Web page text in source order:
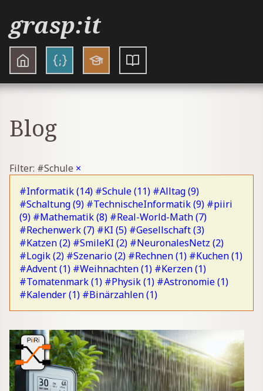
grasp:it
Blog
Filter: #Schule ×
#Informatik (14) #Schule (11) #Alltag (9)
#Schaltung (9) #TechnischeInformatik (9) #piiri
(9) #Mathematik (8) #Real-World-Math (7)
#Rechenwerk (7) #KI (5) #Gesellschaft (3)
#Katzen (2) #SmileKI (2) #NeuronalesNetz (2)
#Logik (2) #Szenario (2) #Rechnen (1) #Kuchen (1)
#Advent (1) #Weihnachten (1) #Kerzen (1)
#Tomatenmark (1) #Physik (1) #Astronomie (1)
#Kalender (1) #Binärzahlen (1)